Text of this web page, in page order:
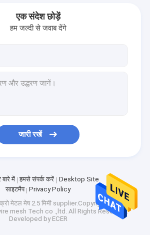
एक संदेश छोड़ें
हम जल्दी से जवाब देंगे
जारी रखें
बारे में हमसे संपर्क करें
Desktop Site
साइटमैप
Privacy Policy
मेटल मेष 2.5 मिमी supplier.Copyright © 2025
mesh Tech co .,ltd. All Rights Reserved.
Developed by ECER